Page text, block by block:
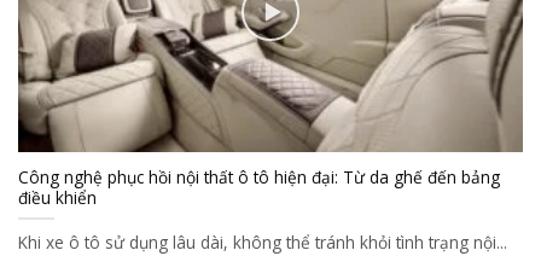
Công nghệ phục hồi nội thất ô tô hiện đại: Từ da ghế đến bảng
điều khiển
Khi xe ô tô sử dụng lâu dài, không thể tránh khỏi tình trạng nội...